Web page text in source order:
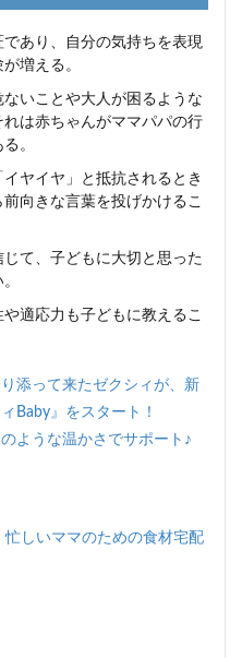
あり、自分の気持ちを表現
増える。
いことや大人が困るような
は赤ちゃんがママパパの行
。
ヤイヤ」と抵抗されるとき
向きな言葉を投げかけるこ
て、子どもに大切と思った
適応力も子どもに教えるこ
添って来たゼクシィが、新
Baby』をスタート！
ような温かさでサポート♪
しいママのための食材宅配